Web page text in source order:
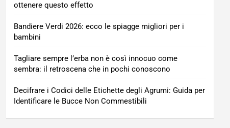
ottenere questo effetto
Bandiere Verdi 2026: ecco le spiagge migliori per i
bambini
Tagliare sempre l’erba non è così innocuo come
sembra: il retroscena che in pochi conoscono
Decifrare i Codici delle Etichette degli Agrumi: Guida per
Identificare le Bucce Non Commestibili